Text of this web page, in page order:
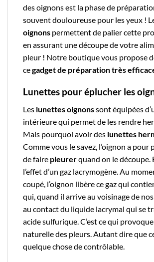
des oignons est la phase de
souvent douloureuse pour les yeux !
oignons permettent de palier cette
en assurant une découpe de votre
pleur ! Notre boutiquevous propose
cegadget de préparationtrès
Lunettes pour éplucher les
Les lunettes oignonssont équipées
intérieure qui permet de les rendre
Mais pourquoi avoir des lunettes
Comme vous le savez, l’oignon a
de faire pleurerquand on le découpe.
l’effet d’un gaz lacrymogène. Au
coupé, l’oignon libère ce gaz qui
qui, quand il arrive au voisinage de
au contact du liquide lacrymal qui se
acide sulfurique. C’est ce qui
naturelle des pleurs. Autant dire que
quelque chose de contrôlable.